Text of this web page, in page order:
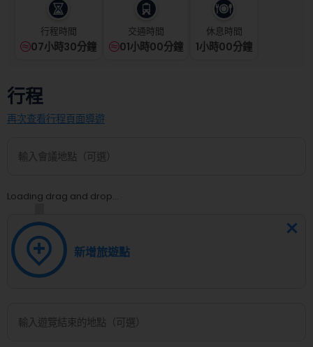
question
to
get
the
keyboard
for
行程時間
07小時30分鐘
交通時間
01小時00分鐘
休息時間
1小時00分鐘
行程
再次查看行程頁面導遊
Loading drag and drop...
新增旅遊點